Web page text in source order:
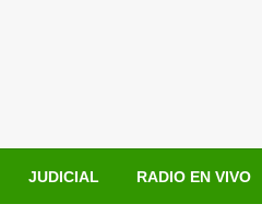
JUDICIAL RADIO EN VIVO